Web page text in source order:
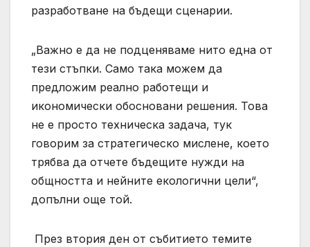
разработване на бъдещи сценарии.
„Важно е да не подценяваме нито една от
тези стъпки. Само така можем да
предложим реално работещи и
икономически обосновани решения. Това
не е просто техническа задача, тук
говорим за стратегическо мислене, което
трябва да отчете бъдещите нужди на
общността и нейните екологични цели“,
допълни още той.
През втория ден от събитието темите